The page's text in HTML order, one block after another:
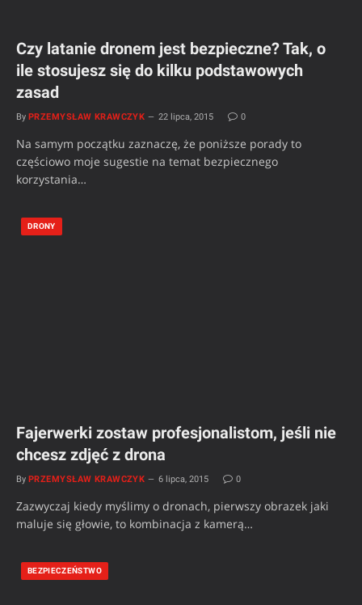
Czy latanie dronem jest bezpieczne? Tak, o
ile stosujesz się do kilku podstawowych
zasad
By PRZEMYSŁAW KRAWCZYK 22 lipca, 2015 0
Na samym początku zaznaczę, że poniższe porady to
częściowo moje sugestie na temat bezpiecznego
korzystania…
DRONY
Fajerwerki zostaw profesjonalistom, jeśli nie
chcesz zdjęć z drona
By PRZEMYSŁAW KRAWCZYK 6 lipca, 2015 0
Zazwyczaj kiedy myślimy o dronach, pierwszy obrazek jaki
maluje się głowie, to kombinacja z kamerą…
BEZPIECZEŃSTWO